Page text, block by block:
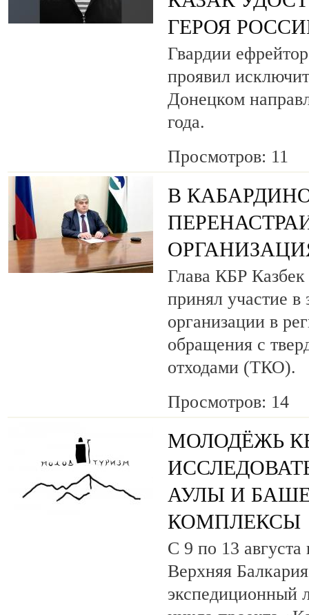
ГЕРОЯ
Гвардии
проявил
Донецком
года.
Просмотров: 11
В
Глава КБР
принял участие в
организации в
обращения с
отходами (ТКО).
Просмотров: 14
МОЛОДЁЖЬ
АУЛЫ И
КОМПЛЕКСЫ
С 9 по 13 августа
Верхняя
экспедиционный